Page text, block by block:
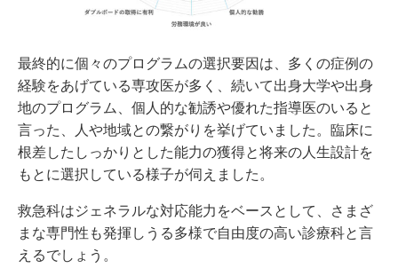
最終的に個々のプログラムの選択要因は、多くの症例の
経験をあげている専攻医が多く、続いて出身大学や出身
地のプログラム、個人的な勧誘や優れた指導医のいると
言った、人や地域との繋がりを挙げていました。臨床に
根差したしっかりとした能力の獲得と将来の人生設計を
もとに選択している様子が伺えました。
救急科はジェネラルな対応能力をベースとして、さまざ
まな専門性も発揮しうる多様で自由度の高い診療科と言
えるでしょう。